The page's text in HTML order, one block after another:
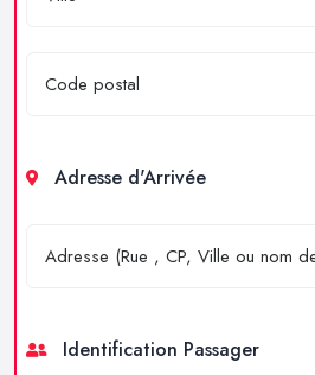
Adresse d'Arrivée
Identification Passager